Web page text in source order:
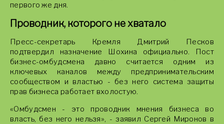
первого же дня.
Проводник, которого не хватало
Пресс-секретарь Кремля Дмитрий Песков
подтвердил назначение Шохина официально. Пост
бизнес-омбудсмена давно считается одним из
ключевых каналов между предпринимательским
сообществом и властью - без него система защиты
прав бизнеса работает вхолостую.
«Омбудсмен - это проводник мнения бизнеса во
власть, без него нельзя», - заявил Сергей Миронов в